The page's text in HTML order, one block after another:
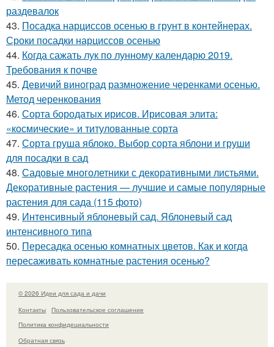
раздевалок
43. Посадка нарциссов осенью в грунт в контейнерах.
Сроки посадки нарциссов осенью
44. Когда сажать лук по лунному календарю 2019.
Требования к почве
45. Девичий виноград размножение черенками осенью.
Метод черенкования
46. Сорта бородатых ирисов. Ирисовая элита:
«космические» и титулованные сорта
47. Сорта груша яблоко. Выбор сорта яблони и груши
для посадки в сад
48. Садовые многолетники с декоративными листьями.
Декоративные растения — лучшие и самые популярные
растения для сада (115 фото)
49. Интенсивный яблоневый сад. Яблоневый сад
интенсивного типа
50. Пересадка осенью комнатных цветов. Как и когда
пересаживать комнатные растения осенью?
© 2026 Идеи для сада и дачи
Контакты
Пользовательское соглашение
Политика конфидециальности
Обратная связь